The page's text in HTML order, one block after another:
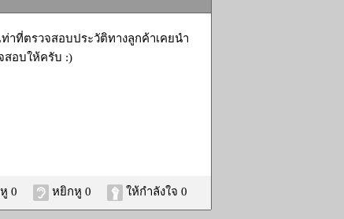
าที่ตรวจสอบประวัติทางลูกค้าเคยนำ
สอบให้ครับ :)
ให้กำลังใจ 0
หยิกหู 0
0